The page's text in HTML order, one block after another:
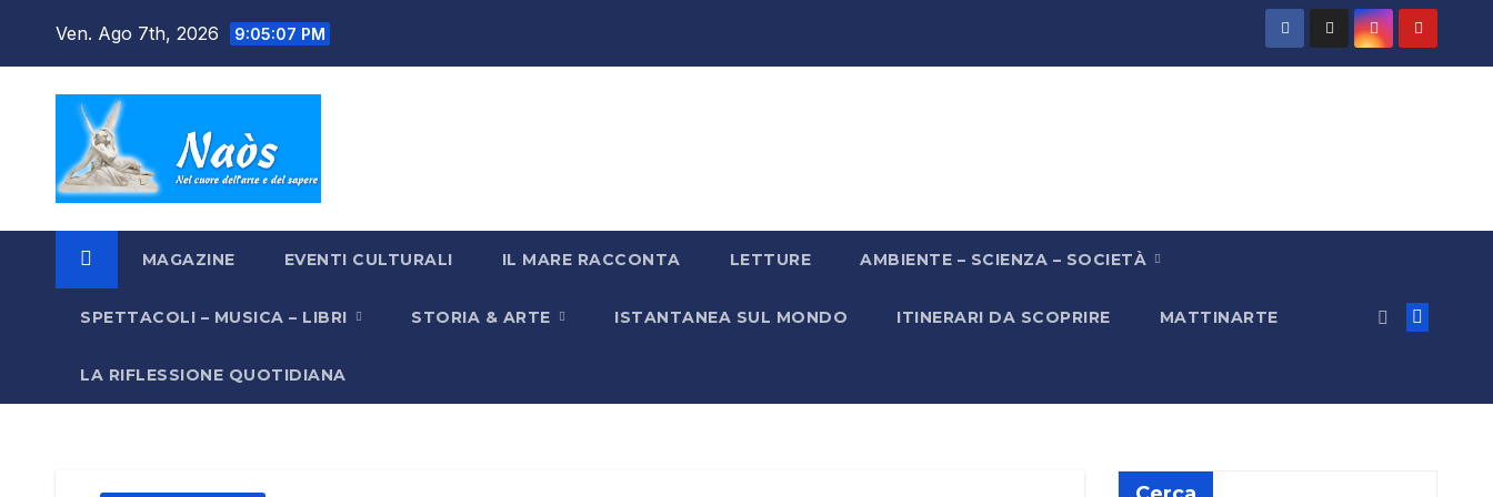
Ven. Ago 7th, 2026 9:05:08 PM
MAGAZINE EVENTI CULTURALI IL MARE RACCONTA LETTURE AMBIENTE – SCIENZA – SOCIETÀ
SPETTACOLI – MUSICA – LIBRI STORIA & ARTE ISTANTANEA SUL MONDO ITINERARI DA SCOPRIRE MATTINARTE
LA RIFLESSIONE QUOTIDIANA